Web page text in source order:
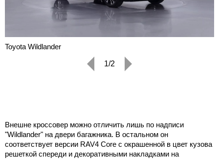
Toyota Wildlander
1/2
Внешне кроссовер можно отличить лишь по надписи
"Wildlander" на двери багажника. В остальном он
соответствует версии RAV4 Core с окрашенной в цвет кузова
решеткой спереди и декоративными накладками на